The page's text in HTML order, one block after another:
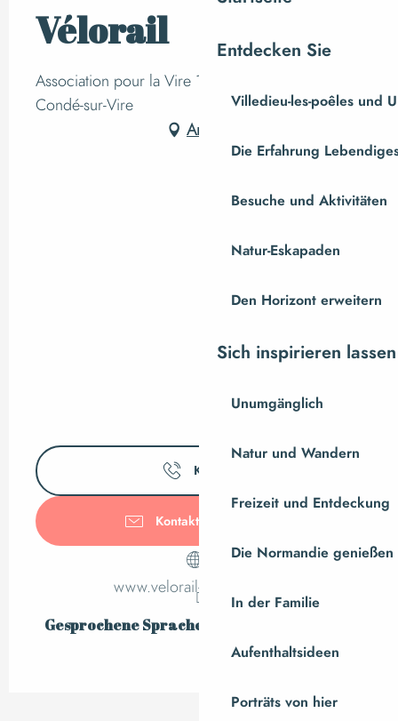
Entdecken Sie
Villedieu-les-poêles und
Die Erfahrung
Besuche und Aktivitäten
Natur-Eskapaden
Den Horizont erweitern
Sich inspirieren lassen
Unumgänglich
Natur und Wandern
Freizeit und Entdeckung
Die Normandie genießen
In der Familie
Aufenthaltsideen
Porträts von hier
Vélorail
Association pour la Vire 1 rue de la Gare, 50890
Condé-sur-Vire
Anfahrt
Kontakt
Kontaktieren Sie uns
www.velorail-normandie.fr
Gesprochene Sprachen
Gesprochene Sprachen